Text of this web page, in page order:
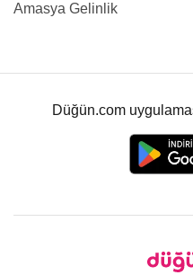
Amasya Gelinlik
Düğün.com